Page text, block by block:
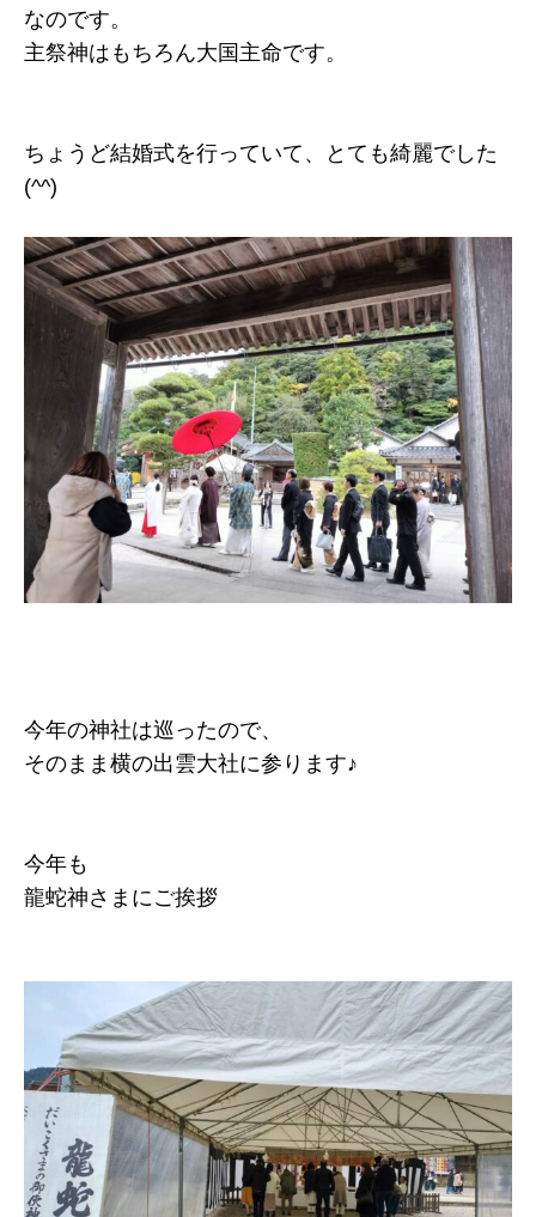
なのです。
主祭神はもちろん大国主命です。
ちょうど結婚式を行っていて、とても綺麗でした
(^^)
今年の神社は巡ったので、
そのまま横の出雲大社に参ります♪
今年も
龍蛇神さまにご挨拶